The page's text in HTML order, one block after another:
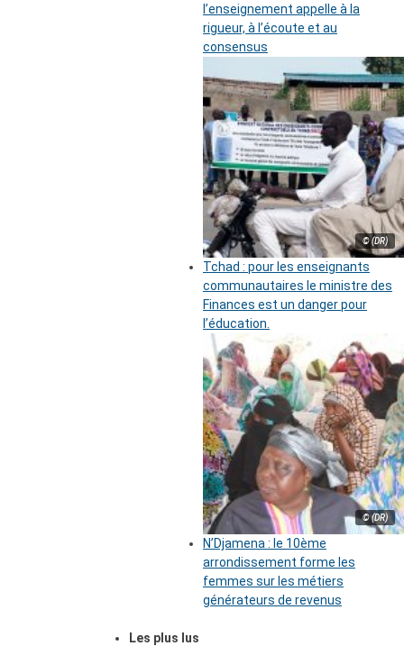
l’enseignement appelle à la
rigueur, à l’écoute et au
consensus
© (DR)
Tchad : pour les enseignants
communautaires le ministre des
Finances est un danger pour
l’éducation.
© (DR)
N’Djamena : le 10ème
arrondissement forme les
femmes sur les métiers
générateurs de revenus
Les plus lus